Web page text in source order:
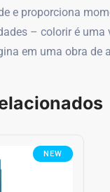
e proporciona
– colorir é uma
em uma obra de
NEW